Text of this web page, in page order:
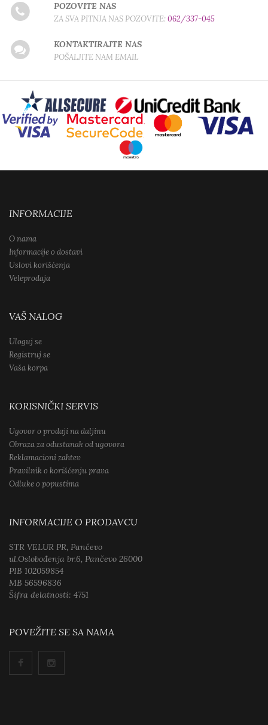
POZOVITE NAS
ZA SVA PITNJA NAS POZOVITE:062/337-045
KONTAKTIRAJTE NAS
POŠALJITE NAM EMAIL
INFORMACIJE
O nama
Informacije o dostavi
Uslovi korišćenja
Veleprodaja
VAŠ NALOG
Uloguj se
Registruj se
Vaša korpa
KORISNIČKI SERVIS
Ugovor o prodaji na daljinu
Obraza za odustanak od ugovora
Reklamacioni zahtev
Pravilnik o korišćenju prava
Odluke o popustima
INFORMACIJE O PRODAVCU
STR VELUR PR, Pančevo
ul.Oslobođenja br.6, Pančevo 26000
PIB 102059854
MB 56596836
Šifra delatnosti: 4751
POVEŽITE SE SA NAMA